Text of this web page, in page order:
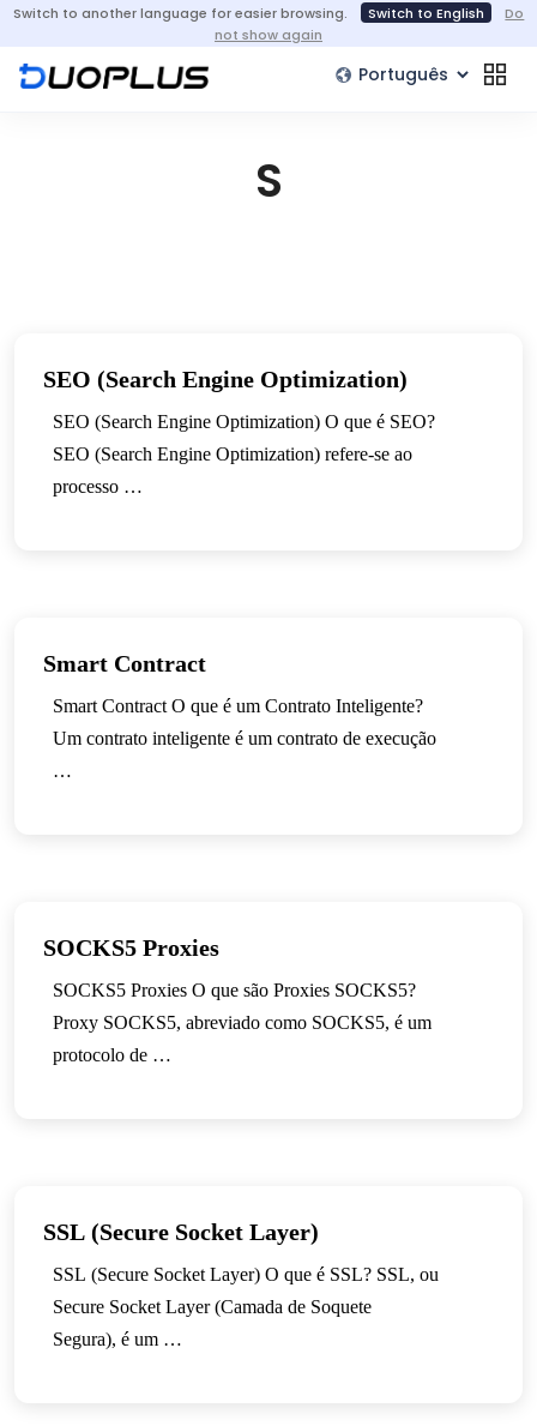
Switch to another language for easier browsing. Switch to English
Do
not show again
S
SEO (Search Engine Optimization)
SEO (Search Engine Optimization) O que é SEO?
SEO (Search Engine Optimization) refere-se ao
processo …
Smart Contract
Smart Contract O que é um Contrato Inteligente?
Um contrato inteligente é um contrato de execução
…
SOCKS5 Proxies
SOCKS5 Proxies O que são Proxies SOCKS5?
Proxy SOCKS5, abreviado como SOCKS5, é um
protocolo de …
SSL (Secure Socket Layer)
SSL (Secure Socket Layer) O que é SSL? SSL, ou
Secure Socket Layer (Camada de Soquete
Segura), é um …